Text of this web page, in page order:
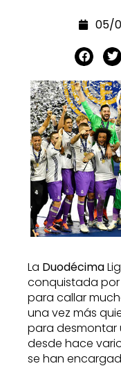
05/
La Duodécima
conquistada por
para callar
una vez más
para desmontar
desde hace
se han